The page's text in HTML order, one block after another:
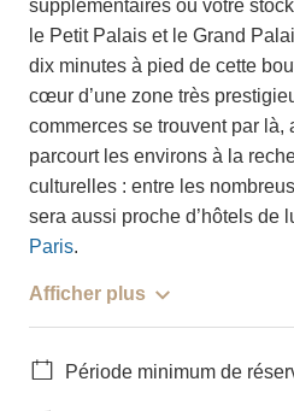
supplémentaires ou votre
le Petit Palais et le Grand
dix minutes à pied de cette
cœur d’une zone très
commerces se trouvent par là,
parcourt les environs à la
culturelles : entre les
sera aussi proche d’hôtels de
Paris.
Afficher plus
Période minimum de